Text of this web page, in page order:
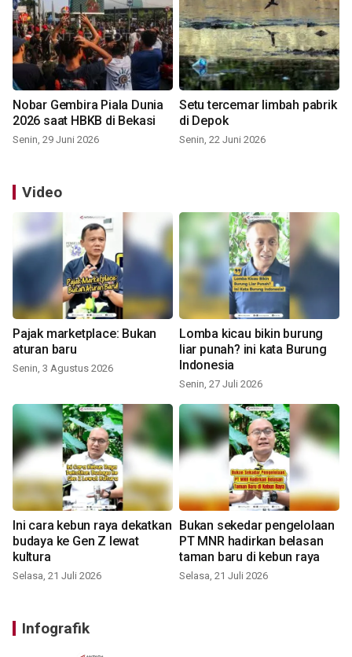
Nobar Gembira Piala Dunia
2026 saat HBKB di Bekasi
Senin, 29 Juni 2026
Setu tercemar limbah pabrik
di Depok
Senin, 22 Juni 2026
Video
Pajak marketplace: Bukan
aturan baru
Senin, 3 Agustus 2026
Lomba kicau bikin burung
liar punah? ini kata Burung
Indonesia
Senin, 27 Juli 2026
Ini cara kebun raya dekatkan
budaya ke Gen Z lewat
kultura
Selasa, 21 Juli 2026
Bukan sekedar pengelolaan
PT MNR hadirkan belasan
taman baru di kebun raya
Selasa, 21 Juli 2026
Infografik